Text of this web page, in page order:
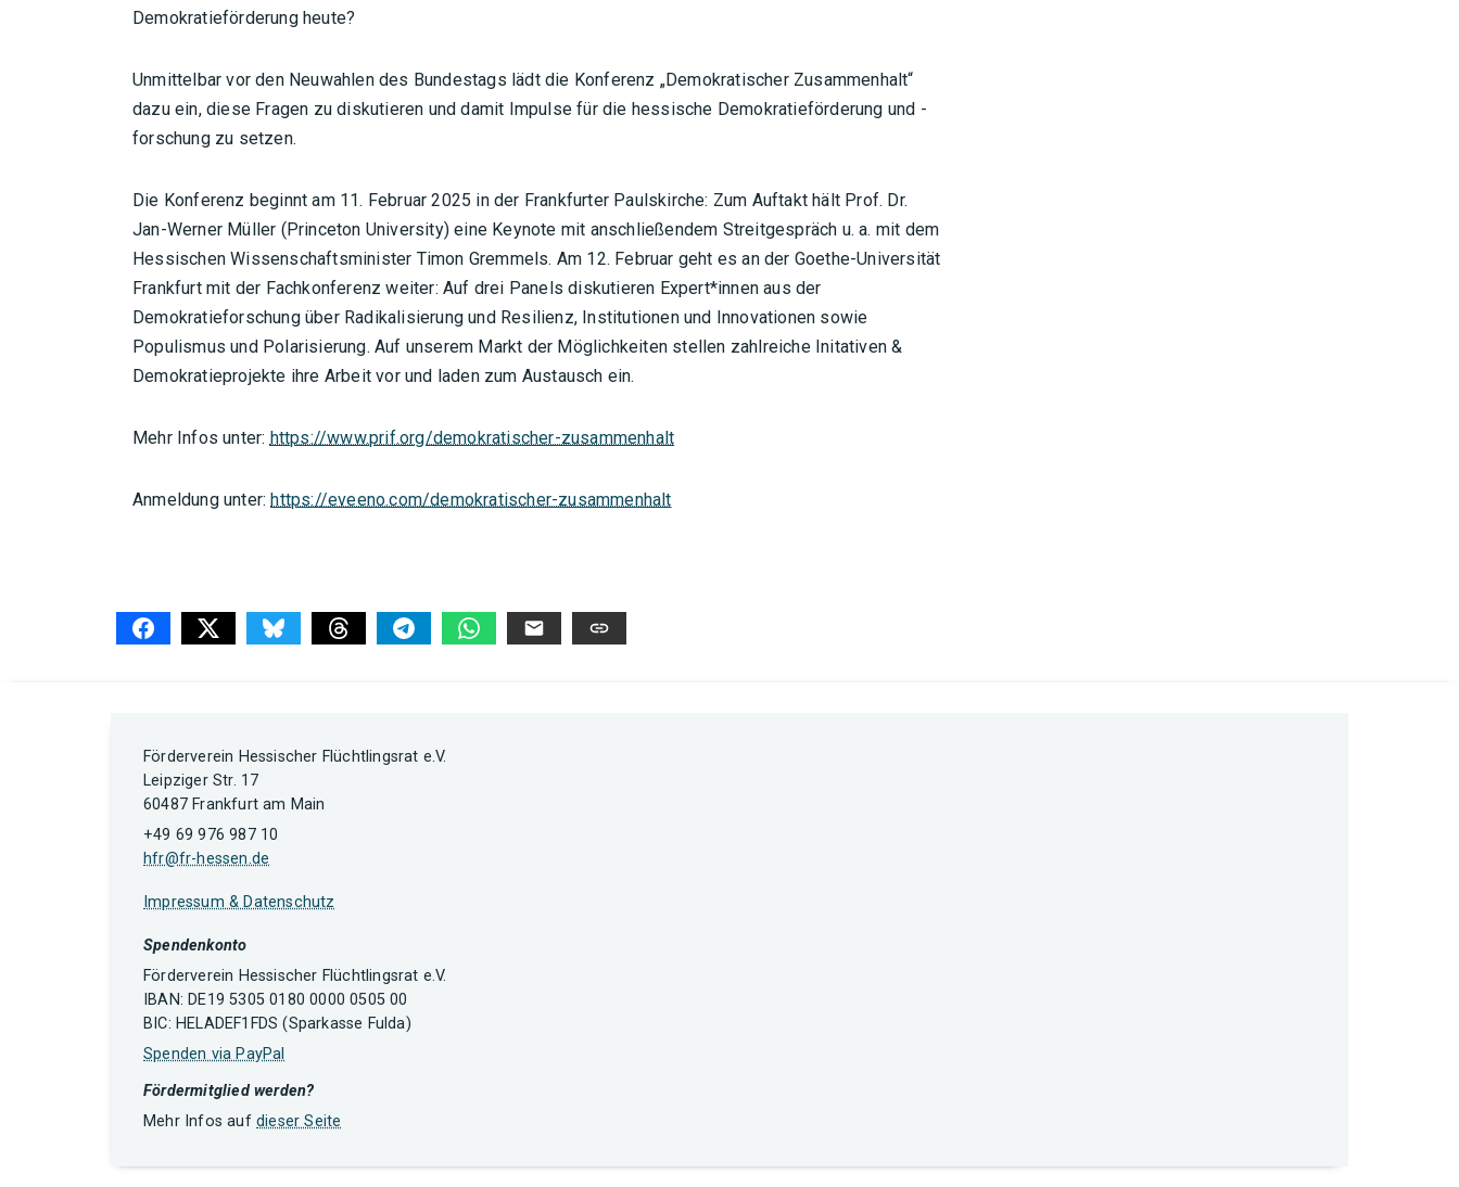
Demokratieförderung heute?
Unmittelbar vor den Neuwahlen des Bundestags lädt die Konferenz „Demokratischer Zusammenhalt“
dazu ein, diese Fragen zu diskutieren und damit Impulse für die hessische Demokratieförderung und -
forschung zu setzen.
Die Konferenz beginnt am 11. Februar 2025 in der Frankfurter Paulskirche: Zum Auftakt hält Prof. Dr.
Jan-Werner Müller (Princeton University) eine Keynote mit anschließendem Streitgespräch u. a. mit dem
Hessischen Wissenschaftsminister Timon Gremmels. Am 12. Februar geht es an der Goethe-Universität
Frankfurt mit der Fachkonferenz weiter: Auf drei Panels diskutieren Expert*innen aus der
Demokratieforschung über Radikalisierung und Resilienz, Institutionen und Innovationen sowie
Populismus und Polarisierung. Auf unserem Markt der Möglichkeiten stellen zahlreiche Initativen &
Demokratieprojekte ihre Arbeit vor und laden zum Austausch ein.
Mehr Infos unter: https://www.prif.org/demokratischer-zusammenhalt
Anmeldung unter:https://eveeno.com/demokratischer-zusammenhalt
Förderverein Hessischer Flüchtlingsrat e.V.
Leipziger Str. 17
60487 Frankfurt am Main
+49 69 976 987 10
hfr@fr-hessen.de
Impressum & Datenschutz
Spendenkonto
Förderverein Hessischer Flüchtlingsrat e.V.
IBAN: DE19 5305 0180 0000 0505 00
BIC: HELADEF1FDS (Sparkasse Fulda)
Spenden via PayPal
Fördermitglied werden?
Mehr Infos auf dieser Seite